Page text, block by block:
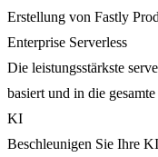
Erstellung von Fastly
Enterprise Serverless
Die leistungsstärkste
basiert und in die
KI
Beschleunigen Sie Ihre